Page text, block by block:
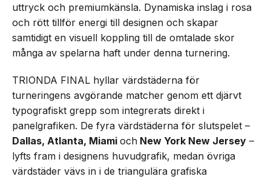
uttryck och premiumkänsla. Dynamiska inslag i rosa
och rött tillför energi till designen och skapar
samtidigt en visuell koppling till de omtalade skor
många av spelarna haft under denna turnering.
TRIONDA FINAL hyllar värdstäderna för
turneringens avgörande matcher genom ett djärvt
typografiskt grepp som integrerats direkt i
panelgrafiken. De fyra värdstäderna för slutspelet –
Dallas, Atlanta, Miami och New York New Jersey –
lyfts fram i designens huvudgrafik, medan övriga
värdstäder vävs in i de triangulära grafiska